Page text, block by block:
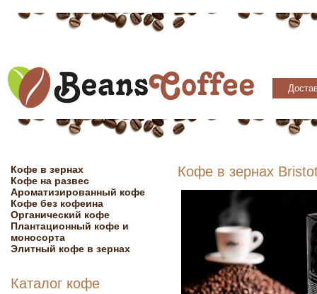
Кофе в зернах
Кофе на развес
Ароматизированный кофе
Кофе без кофеина
Органический кофе
Плантационный кофе и
моносорта
Элитный кофе в зернах
Каталог кофе
Кофе в зернах